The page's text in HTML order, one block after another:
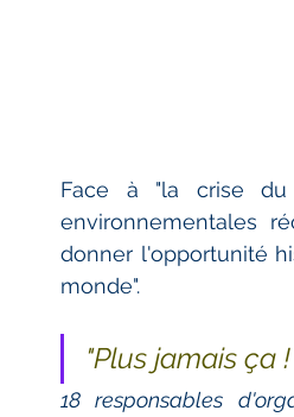
Face à "la crise du
environnementales
donner l'opportunité
monde".
"Plus jamais ça
18 responsables